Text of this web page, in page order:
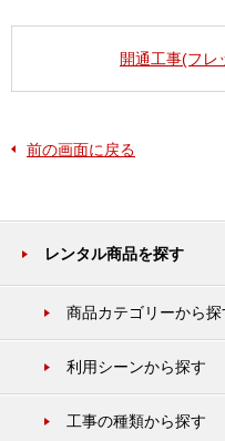
開通工事(フレ
前の画面に戻る
レンタル商品を探す
商品カテゴリーから探
利用シーンから探す
工事の種類から探す